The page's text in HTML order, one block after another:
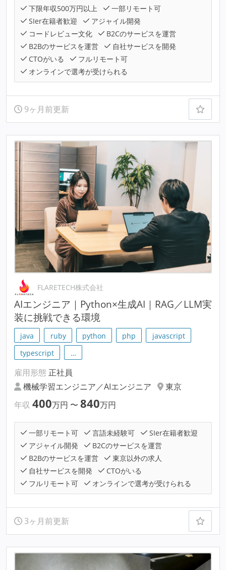
下限年収500万円以上
一部リモート可
SIer在籍者歓迎
アジャイル開発
コードレビュー文化
B2Cのサービスを運営
B2Bのサービスを運営
自社サービスを開発
CTOがいる
フルリモート可
オンラインで選考が受けられる
9ヶ月前更新
FLARETECH株式会社
AIエンジニア｜Python×生成AI｜RAG／LLM実
装に挑戦できる環境
java ruby python php
javascript
typescript
…
雇用形態 正社員
機械学習エンジニア／AIエンジニア
東京
年収 400万円 〜 840万円
一部リモート可 言語未経験可
SIer在籍者歓迎
アジャイル開発
B2Cのサービスを運営
B2Bのサービスを運営
東京以外の求人
自社サービスを開発
CTOがいる
フルリモート可
オンラインで選考が受けられる
3ヶ月前更新